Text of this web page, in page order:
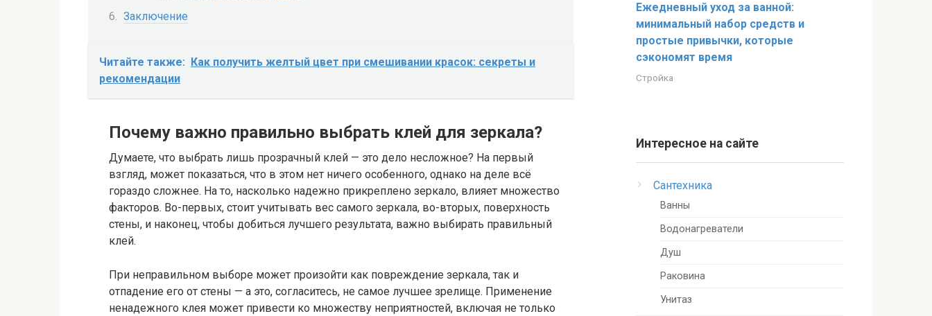
Заключение
Читайте также: Как получить желтый цвет при смешивании красок: секреты и
рекомендации
Почему важно правильно выбрать клей для зеркала?
Думаете, что выбрать лишь прозрачный клей — это дело несложное? На первый
взгляд, может показаться, что в этом нет ничего особенного, однако на деле всё
гораздо сложнее. На то, насколько надежно прикреплено зеркало, влияет множество
факторов. Во-первых, стоит учитывать вес самого зеркала, во-вторых, поверхность
стены, и наконец, чтобы добиться лучшего результата, важно выбирать правильный
клей.
При неправильном выборе может произойти как повреждение зеркала, так и
отпадение его от стены — а это, согласитесь, не самое лучшее зрелище. Применение
ненадежного клея может привести ко множеству неприятностей, включая не только
Ежедневный уход за ванной:
минимальный набор средств и
простые привычки, которые
сэкономят время
Стройка
Интересное на сайте
Сантехника
Ванны
Водонагреватели
Душ
Раковина
Унитаз